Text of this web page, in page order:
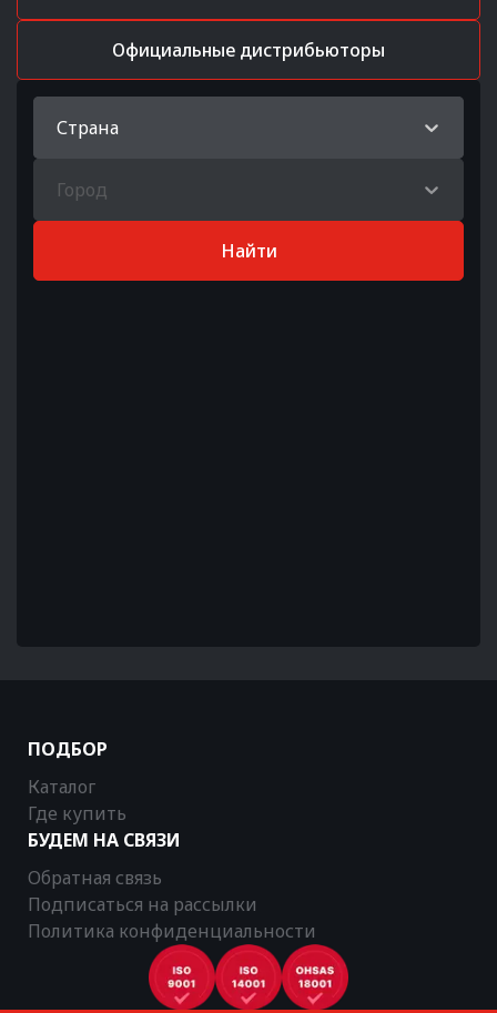
Официальные дистрибьюторы
Страна
Город
Найти
ПОДБОР
Каталог
Где купить
БУДЕМ НА СВЯЗИ
Обратная связь
Подписаться на рассылки
Политика конфиденциальности